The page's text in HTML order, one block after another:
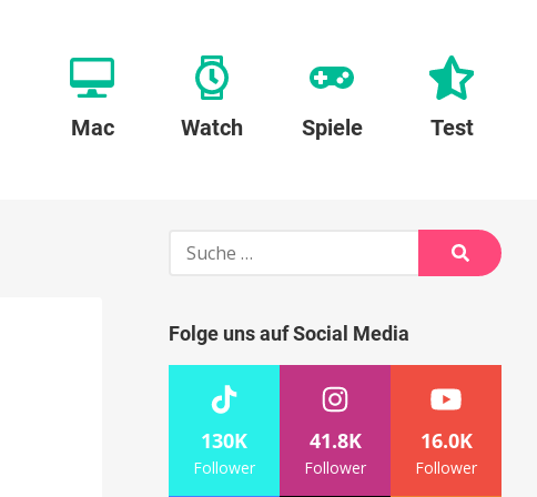
Mac Watch Spiele Test
Suche
Suche
Folge uns auf Social Media
130K
Follower
41.8K
Follower
16.0K
Follower